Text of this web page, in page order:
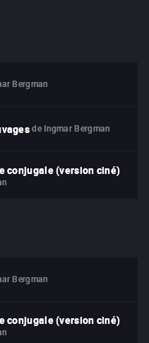
Bergman
de Ingmar Bergman
conjugale (version ciné)
Bergman
conjugale (version ciné)